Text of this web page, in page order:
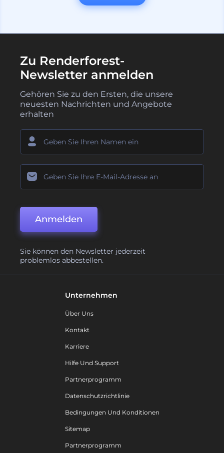
Zu Renderforest-
Newsletter anmelden
Gehören Sie zu den Ersten, die unsere
neuesten Nachrichten und Angebote
erhalten
Anmelden
Sie können den Newsletter jederzeit
problemlos abbestellen.
Unternehmen
Über Uns
Kontakt
Karriere
Hilfe Und Support
Partnerprogramm
Datenschutzrichtlinie
Bedingungen Und Konditionen
Sitemap
Partnerprogramm